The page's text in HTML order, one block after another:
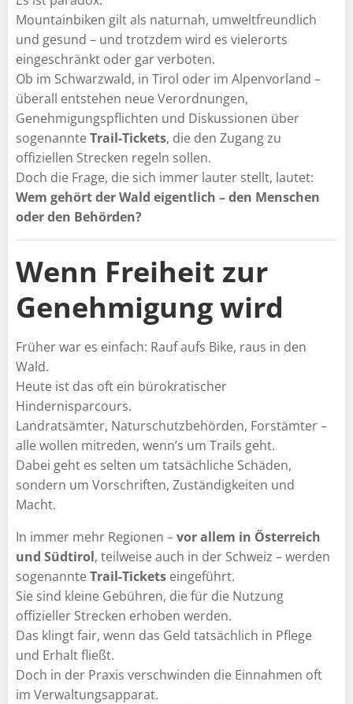
Mountainbiken gilt als naturnah, umweltfreundlich
und gesund – und trotzdem wird es vielerorts
eingeschränkt oder gar verboten.
Ob im Schwarzwald, in Tirol oder im Alpenvorland –
überall entstehen neue Verordnungen,
Genehmigungspflichten und Diskussionen über
sogenannteTrail-Tickets, die den Zugang zu
offiziellen Strecken regeln sollen.
Doch die Frage, die sich immer lauter stellt, lautet:
Wem gehört der Wald eigentlich – den Menschen
oder den Behörden?
Wenn Freiheit zur
Genehmigung wird
Früher war es einfach: Rauf aufs Bike, raus in den
Wald.
Heute ist das oft ein bürokratischer
Hindernisparcours.
Landratsämter, Naturschutzbehörden, Forstämter –
alle wollen mitreden, wenn’s um Trails geht.
Dabei geht es selten um tatsächliche Schäden,
sondern um Vorschriften, Zuständigkeiten und
Macht.
In immer mehr Regionen –vor allem in Österreich
und Südtirol, teilweise auch in der Schweiz – werden
sogenannteTrail-Tickets eingeführt.
Sie sind kleine Gebühren, die für die Nutzung
offizieller Strecken erhoben werden.
Das klingt fair, wenn das Geld tatsächlich in Pflege
und Erhalt fließt.
Doch in der Praxis verschwinden die Einnahmen oft
im Verwaltungsapparat.